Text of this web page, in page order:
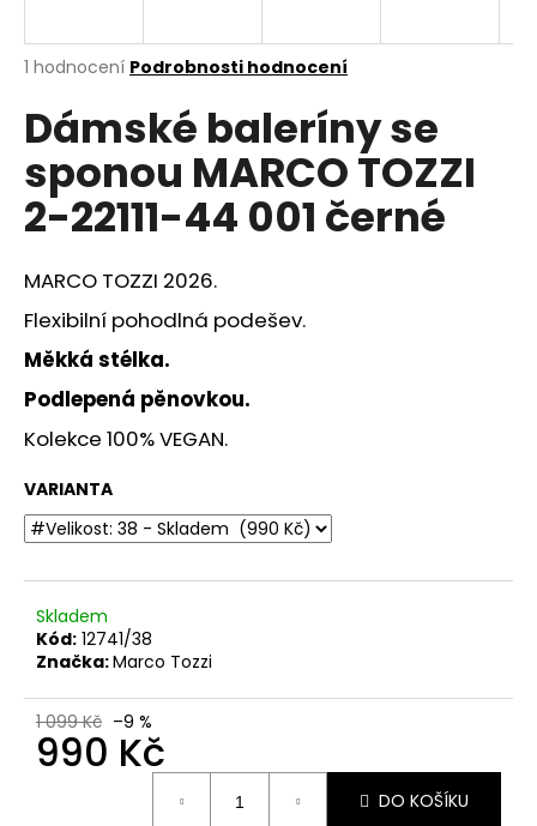
Průměrné
produktu
je
z
5
hvězdiček.
1 hodnocení Podrobnosti hodnocení
Dámské baleríny se
sponou MARCO TOZZI
2-22111-44 001 černé
MARCO TOZZI 2026.
Flexibilní pohodlná podešev.
Měkká stélka.
Podlepená pěnovkou.
Kolekce 100% VEGAN.
VARIANTA
Skladem
Kód: 12741/38
Značka:Marco Tozzi
1 099 Kč –9 %
990 Kč
DO KOŠÍKU
j
t
?
o
p
r
u
č
e
m
e
DÁMSKÉ
SANDÁLY